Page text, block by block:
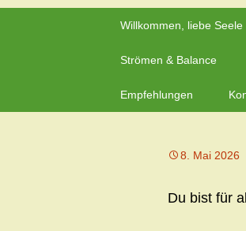
Willkommen, liebe Seele
Strömen & Balance
Empfehlungen
8. Mai 2026
Du bist für